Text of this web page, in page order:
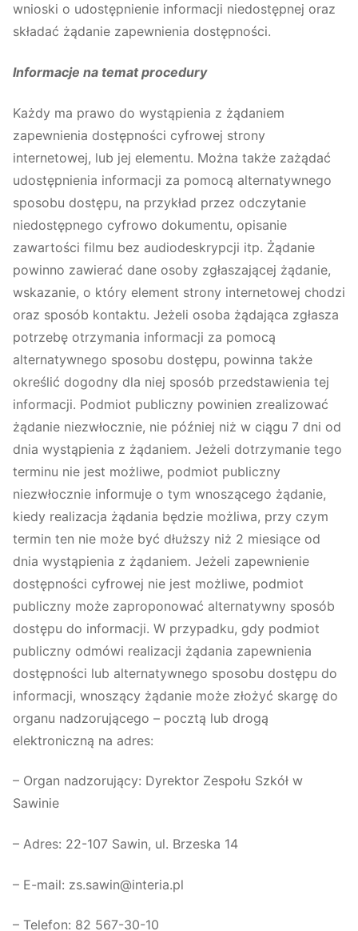
wnioski o udostępnienie informacji niedostępnej oraz
składać żądanie zapewnienia dostępności.
Informacje na temat procedury
Każdy ma prawo do wystąpienia z żądaniem
zapewnienia dostępności cyfrowej strony
internetowej, lub jej elementu. Można także zażądać
udostępnienia informacji za pomocą alternatywnego
sposobu dostępu, na przykład przez odczytanie
niedostępnego cyfrowo dokumentu, opisanie
zawartości filmu bez audiodeskrypcji itp. Żądanie
powinno zawierać dane osoby zgłaszającej żądanie,
wskazanie, o który element strony internetowej chodzi
oraz sposób kontaktu. Jeżeli osoba żądająca zgłasza
potrzebę otrzymania informacji za pomocą
alternatywnego sposobu dostępu, powinna także
określić dogodny dla niej sposób przedstawienia tej
informacji. Podmiot publiczny powinien zrealizować
żądanie niezwłocznie, nie później niż w ciągu 7 dni od
dnia wystąpienia z żądaniem. Jeżeli dotrzymanie tego
terminu nie jest możliwe, podmiot publiczny
niezwłocznie informuje o tym wnoszącego żądanie,
kiedy realizacja żądania będzie możliwa, przy czym
termin ten nie może być dłuższy niż 2 miesiące od
dnia wystąpienia z żądaniem. Jeżeli zapewnienie
dostępności cyfrowej nie jest możliwe, podmiot
publiczny może zaproponować alternatywny sposób
dostępu do informacji. W przypadku, gdy podmiot
publiczny odmówi realizacji żądania zapewnienia
dostępności lub alternatywnego sposobu dostępu do
informacji, wnoszący żądanie może złożyć skargę do
organu nadzorującego – pocztą lub drogą
elektroniczną na adres:
– Organ nadzorujący: Dyrektor Zespołu Szkół w
Sawinie
– Adres: 22-107 Sawin, ul. Brzeska 14
– E-mail: zs.sawin@interia.pl
– Telefon: 82 567-30-10